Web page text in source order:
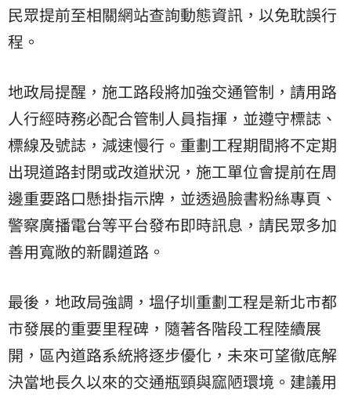
民眾提前至相關網站查詢動態資訊，以免耽誤行
程。
地政局提醒，施工路段將加強交通管制，請用路
人行經時務必配合管制人員指揮，並遵守標誌、
標線及號誌，減速慢行。重劃工程期間將不定期
出現道路封閉或改道狀況，施工單位會提前在周
邊重要路口懸掛指示牌，並透過臉書粉絲專頁、
警察廣播電台等平台發布即時訊息，請民眾多加
善用寬敞的新闢道路。
最後，地政局強調，塭仔圳重劃工程是新北市都
市發展的重要里程碑，隨著各階段工程陸續展
開，區內道路系統將逐步優化，未來可望徹底解
決當地長久以來的交通瓶頸與窳陋環境。建議用